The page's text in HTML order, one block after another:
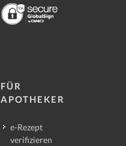
FÜR
APOTHEKER
e-Rezept
verifizieren